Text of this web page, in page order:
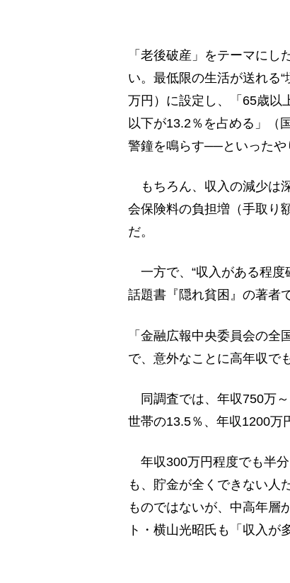
「老後破産」をテーマに
い。最低限の生活が送れる
万円）に設定し、「65歳以
以下が13.2％を占める」（
警鐘を鳴らす──といったや
もちろん、収入の減少は
会保険料の負担増（手取り
だ。
一方で、“収入がある程度
話題書『隠れ貧困』の著者
「金融広報中央委員会の
で、意外なことに高年収で
同調査では、年収750万
世帯の13.5％、年収1200万
年収300万円程度でも半
も、貯金が全くできない人
ものではないが、中高年層
ト・横山光昭氏も「収入が